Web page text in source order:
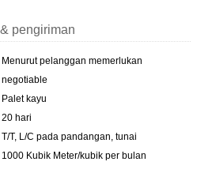
pengiriman
Menurut pelanggan memerlukan
negotiable
Palet kayu
20 hari
T/T, L/C pada pandangan, tunai
1000 Kubik Meter/kubik per bulan